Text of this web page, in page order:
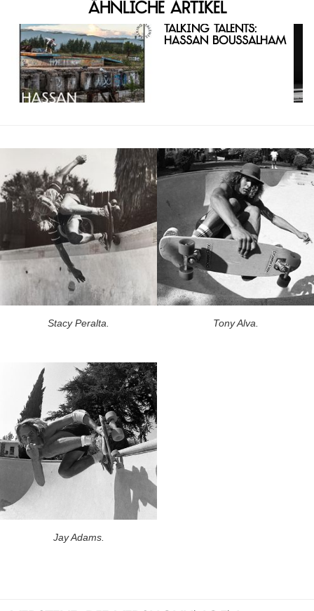
Ähnliche Artikel
Talking Talents:
Hassan Boussalham
Stacy Peralta. Tony Alva.
Jay Adams.